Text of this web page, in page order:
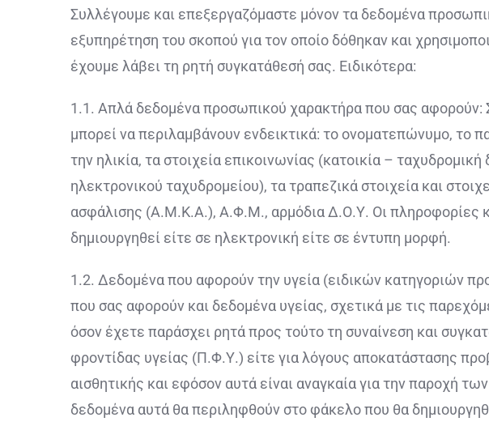
Συλλέγουμε και επεξεργαζόμαστε μόνον τα δεδομένα
εξυπηρέτηση του σκοπού για τον οποίο δόθηκαν και
έχουμε λάβει τη ρητή συγκατάθεσή σας. Ειδικότερα:
1.1. Απλά δεδομένα προσωπικού χαρακτήρα που σας
μπορεί να περιλαμβάνουν ενδεικτικά: το ονοματεπώνυμο, το
την ηλικία, τα στοιχεία επικοινωνίας (κατοικία –
ηλεκτρονικού ταχυδρομείου), τα τραπεζικά στοιχεία και
ασφάλισης (Α.Μ.Κ.Α.), Α.Φ.Μ., αρμόδια Δ.Ο.Υ. Οι πληροφορίες
δημιουργηθεί είτε σε ηλεκτρονική είτε σε έντυπη μορφή.
1.2. Δεδομένα που αφορούν την υγεία (ειδικών κατηγοριών
που σας αφορούν και δεδομένα υγείας, σχετικά με τις
όσον έχετε παράσχει ρητά προς τούτο τη συναίνεση και
φροντίδας υγείας (Π.Φ.Υ.) είτε για λόγους αποκατάστασης
αισθητικής και εφόσον αυτά είναι αναγκαία για την
δεδομένα αυτά θα περιληφθούν στο φάκελο που θα